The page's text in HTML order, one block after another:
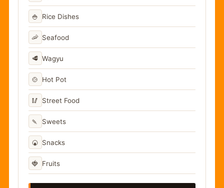
🍚 Rice Dishes
🦐 Seafood
🥩 Wagyu
🍲 Hot Pot
🥢 Street Food
🍡 Sweets
🍘 Snacks
🍓 Fruits